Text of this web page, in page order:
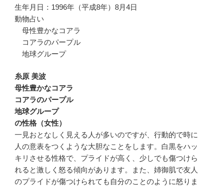
生年月日：1996年（平成8年）8月4日
動物占い
母性豊かなコアラ
コアラのパープル
地球グループ
糸原 美波
母性豊かなコアラ
コアラのパープル
地球グループ
の性格（女性）
一見おとなしく見える人が多いのですが、行動的で時に
人の意表をつくような大胆なことをします。白黒をハッ
キリさせる性格で、プライドが高く、少しでも傷つけら
れると激しく怒る傾向があります。また、姉御肌で友人
のプライドが傷つけられても自分のことのように怒りま